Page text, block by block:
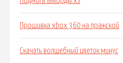
Прошивка xbox 360 на пражской
Скачать волшебный цветок минус